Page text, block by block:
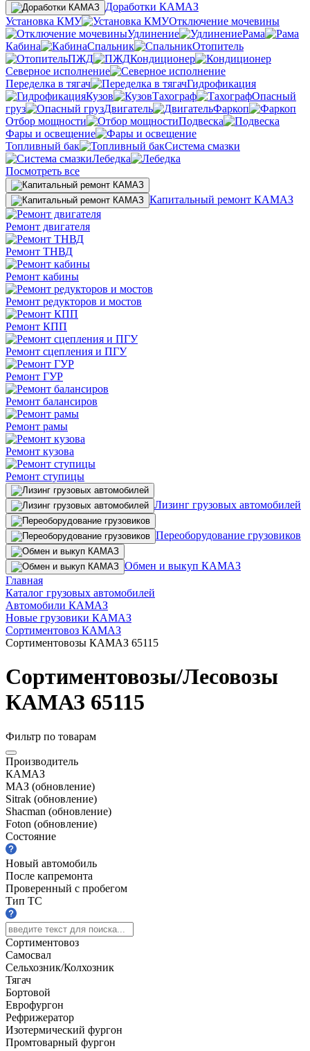
Доработки КАМАЗ
Установка КМУ
Отключение мочевины
Удлинение
Рама
Кабина
Спальник
Отопитель
ПЖД
Кондиционер
Северное исполнение
Переделка в тягач
Гидрофикация
Кузов
Тахограф
Опасный
груз
Двигатель
Фаркоп
Отбор мощности
Подвеска
Фары и освещение
Топливный бак
Система смазки
Лебедка
Посмотреть все
Капитальный ремонт КАМАЗ
Ремонт двигателя
Ремонт ТНВД
Ремонт кабины
Ремонт редукторов и мостов
Ремонт КПП
Ремонт сцепления и ПГУ
Ремонт ГУР
Ремонт балансиров
Ремонт рамы
Ремонт кузова
Ремонт ступицы
Лизинг грузовых автомобилей
Переоборудование грузовиков
Обмен и выкуп КАМАЗ
Главная
Каталог грузовых автомобилей
Автомобили КАМАЗ
Новые грузовики КАМАЗ
Сортиментовоз КАМАЗ
Сортиментовозы КАМАЗ 65115
Сортиментовозы/Лесовозы
КАМАЗ 65115
Фильтр по товарам
Производитель
КАМАЗ
МАЗ (обновление)
Sitrak (обновление)
Shacman (обновление)
Foton (обновление)
Состояние
Новый автомобиль
После капремонта
Проверенный с пробегом
Тип ТС
Сортиментовоз
Самосвал
Сельхозник/Колхозник
Тягач
Бортовой
Еврофургон
Рефрижератор
Изотермический фургон
Промтоварный фургон